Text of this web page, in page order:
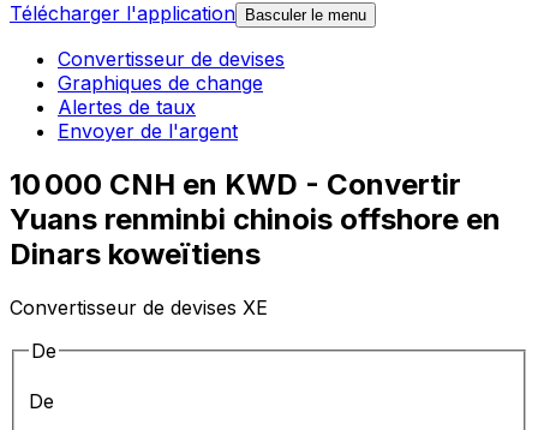
Télécharger l'application
Basculer le menu
Convertisseur de devises
Graphiques de change
Alertes de taux
Envoyer de l'argent
10 000 CNH en KWD - Convertir
Yuans renminbi chinois offshore en
Dinars koweïtiens
Convertisseur de devises XE
De
De